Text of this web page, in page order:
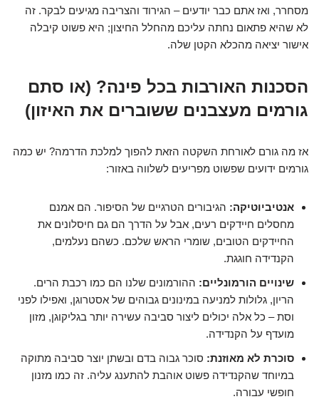
מסחרר, ואז אתם כבר יודעים – הגירוד והצריבה מגיעים לבקר. זה
לא שהיא פתאום נחתה עליכם מהחלל החיצון; היא פשוט קיבלה
אישור יציאה מהכלא הקטן שלה.
הסכנות האורבות בכל פינה? (או סתם
גורמים מעצבנים ששוברים את האיזון)
אז מה גורם לאורחת השקטה הזאת להפוך למלכת הדרמה? יש כמה
גורמים ידועים שפשוט מפריעים לשלווה באזור:
אנטיביוטיקה: הגיבורים הטרגיים של הסיפור. הם אמנם
מחסלים חיידקים רעים, אבל על הדרך הם גם חיסלונים את
החיידקים הטובים, שומרי הראש שלכם. כשהם נעלמים,
הקנדידה חוגגת.
שינויים הורמונליים: ההורמונים שלנו הם כמו רכבת הרים.
הריון, גלולות למניעה במינונים גבוהים של אסטרוגן, ואפילו לפני
וסת – כל אלה יכולים ליצור סביבה עשירה יותר בגליקוגן, מזון
מועדף על הקנדידה.
סוכרת לא מאוזנת: סוכר גבוה בדם ובשתן יוצר סביבה מתוקה
במיוחד שהקנדידה פשוט אוהבת להתענג עליה. זה כמו מזנון
חופשי עבורה.